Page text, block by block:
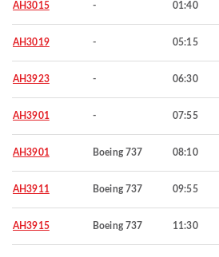
AH3015 - 01:40
AH3019 - 05:15
AH3923 - 06:30
AH3901 - 07:55
AH3901 Boeing 737 08:10
AH3911 Boeing 737 09:55
AH3915 Boeing 737 11:30